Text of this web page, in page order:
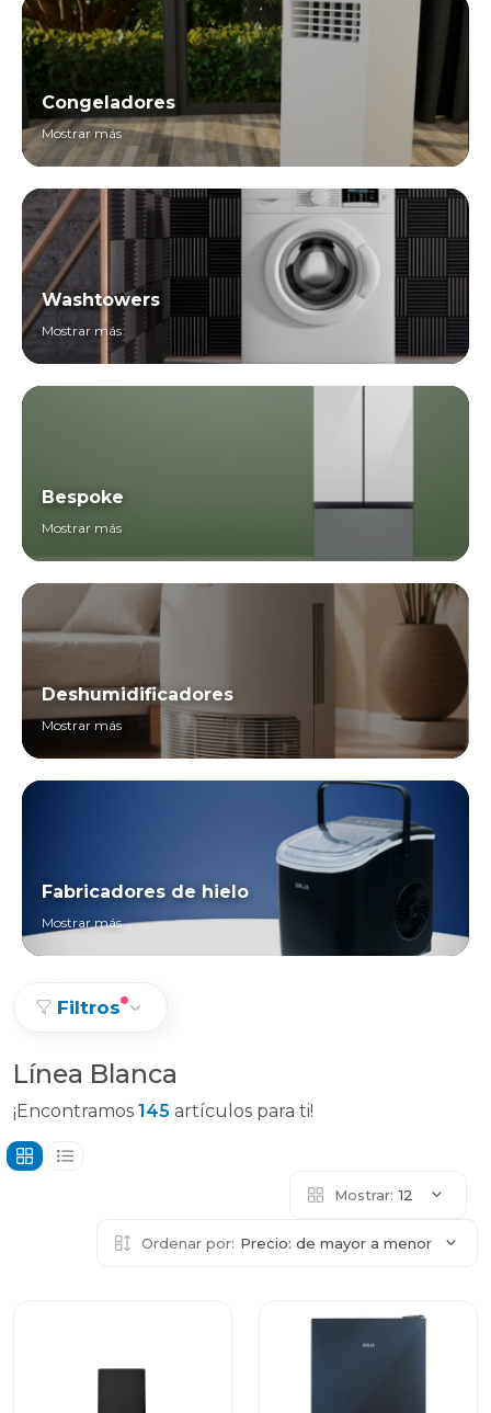
Congeladores
Mostrar más
Washtowers
Mostrar más
Bespoke
Mostrar más
Deshumidificadores
Mostrar más
Fabricadores de hielo
Mostrar más
Filtros
Línea Blanca
¡Encontramos 145 artículos para ti!
Mostrar: 12
Ordenar por: Precio: de mayor a menor